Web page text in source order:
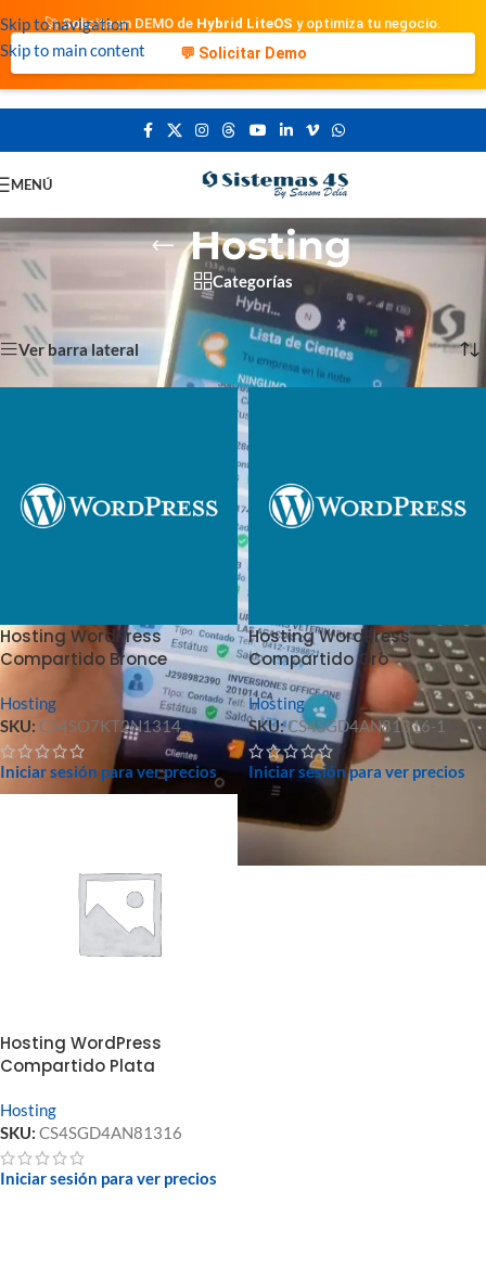
Skip to navigation
Skip to main content
🚀 Solicita un DEMO de Hybrid LiteOS y optimiza tu negocio.
💬 Solicitar Demo
MENÚ
Hosting
Categorías
Portada
Showing all 3 results
Ver barra lateral
Hosting WordPress
Compartido Bronce
Hosting
SKU: CS4SO7KT2N1314
Iniciar sesión para ver precios
Hosting WordPress
Compartido Oro
Hosting
SKU:CS4SGD4AN81316-1
Iniciar sesión para ver precios
Hosting WordPress
Compartido Plata
Hosting
SKU: CS4SGD4AN81316
Iniciar sesión para ver precios